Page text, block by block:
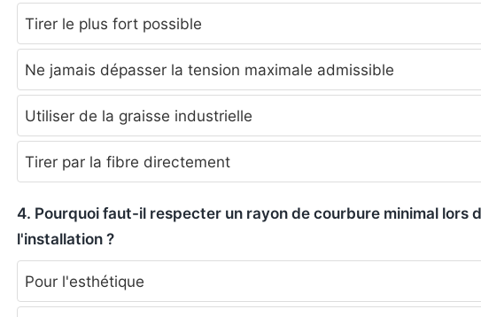
Tirer le plus fort possible
Ne jamais dépasser la tension maximale admissible
Utiliser de la graisse industrielle
Tirer par la fibre directement
4. Pourquoi faut-il respecter un rayon de courbure minimal lors
l'installation ?
Pour l'esthétique